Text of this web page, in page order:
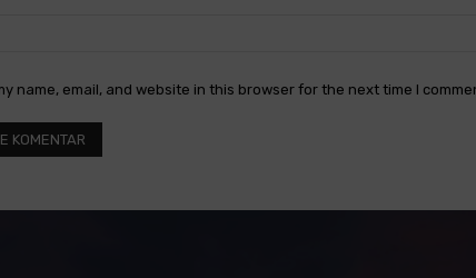
name, email, and website in this browser for the next time I